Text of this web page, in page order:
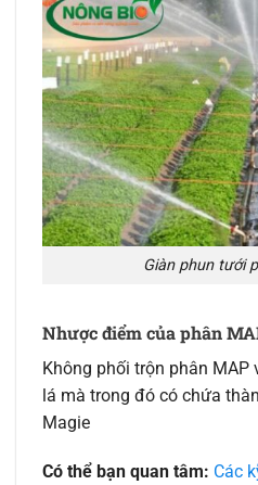
Giàn phun tưới
Nhược điểm của phân
Không phối trộn phân
lá mà trong đó có chứa
Magie
Có thể bạn quan tâm: Các